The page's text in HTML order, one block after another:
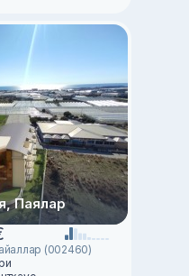
Паялар
(002460)